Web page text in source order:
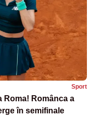
Sport
Roma! Românca a
în semifinale